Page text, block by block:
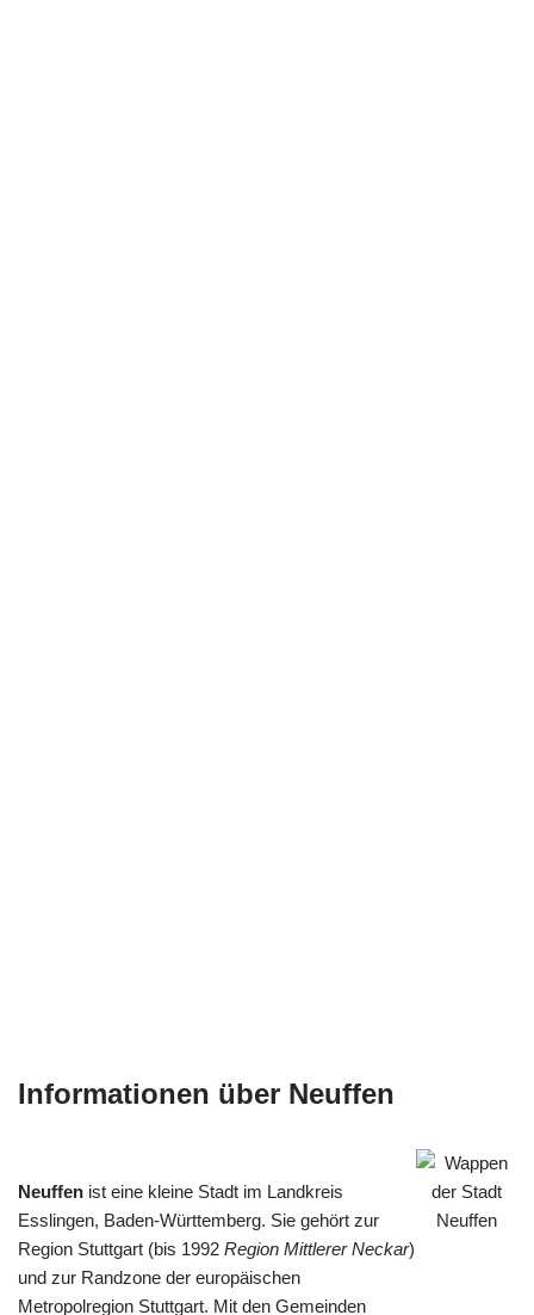
Informationen über Neuffen
Neuffen ist eine kleine Stadt im Landkreis
Esslingen, Baden-Württemberg. Sie gehört zur
Region Stuttgart (bis 1992 Region Mittlerer Neckar)
und zur Randzone der europäischen
Metropolregion Stuttgart. Mit den Gemeinden